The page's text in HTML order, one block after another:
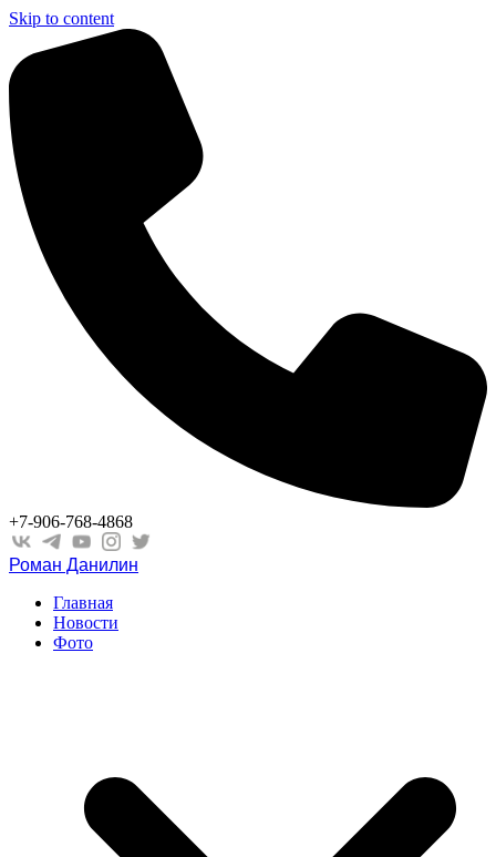
Skip to content
+7-906-768-4868
Роман Данилин
Главная
Новости
Фото